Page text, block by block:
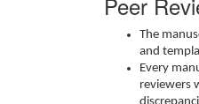
The
and
Every
reviewers